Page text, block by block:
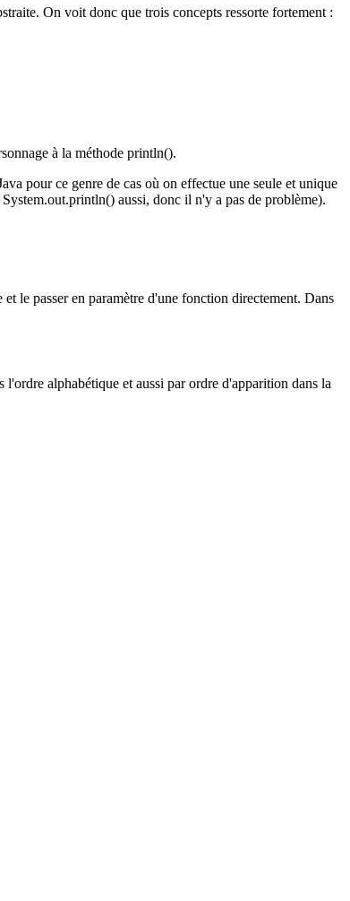
On voit donc que trois concepts ressorte fortement :
à la méthode println().
pour ce genre de cas où on effectue une seule et unique
aussi, donc il n'y a pas de problème).
le passer en paramètre d'une fonction directement. Dans
alphabétique et aussi par ordre d'apparition dans la